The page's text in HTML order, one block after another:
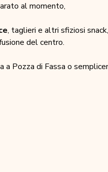
al momento,
, taglieri e altri sfiziosi snack,
del centro.
a Pozza di Fassa o